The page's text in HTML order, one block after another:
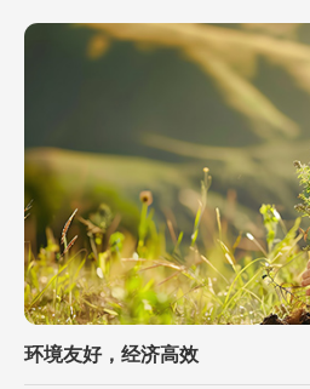
环境友好，经济高效